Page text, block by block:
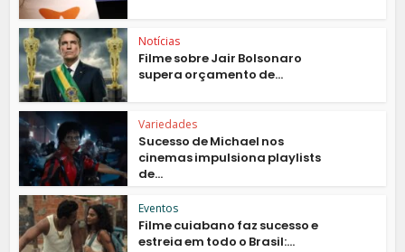
Notícias
Filme sobre Jair Bolsonaro
supera orçamento de...
Variedades
Sucesso de Michael nos
cinemas impulsiona playlists
de...
Eventos
Filme cuiabano faz sucesso e
estreia em todo o Brasil:...